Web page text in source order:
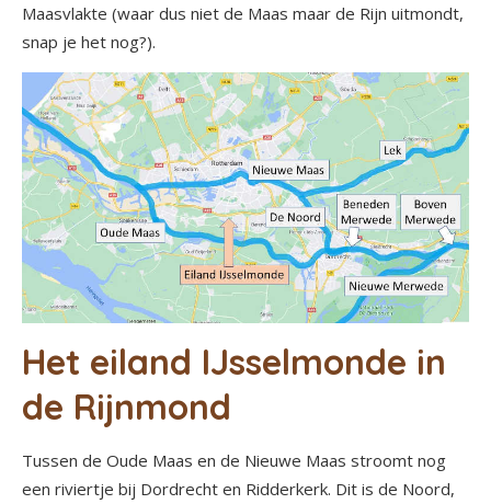
Maasvlakte (waar dus niet de Maas maar de Rijn uitmondt,
snap je het nog?).
Het eiland IJsselmonde in
de Rijnmond
Tussen de Oude Maas en de Nieuwe Maas stroomt nog
een riviertje bij Dordrecht en Ridderkerk. Dit is de Noord,